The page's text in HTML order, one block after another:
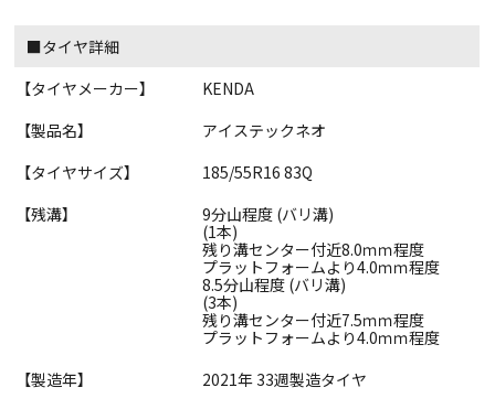
■タイヤ詳細
【タイヤメーカー】
KENDA
【製品名】
アイステックネオ
【タイヤサイズ】
185/55R16 83Q
【残溝】
9分山程度 (バリ溝)
(1本)
残り溝センター付近8.0ｍｍ程度
プラットフォームより4.0ｍｍ程度
8.5分山程度 (バリ溝)
(3本)
残り溝センター付近7.5ｍｍ程度
プラットフォームより4.0ｍｍ程度
【製造年】
2021年 33週製造タイヤ